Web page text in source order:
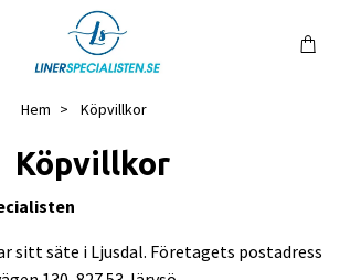
Hem Köpvillkor
Köpvillkor
sitt säte i Ljusdal. Företagets postadress